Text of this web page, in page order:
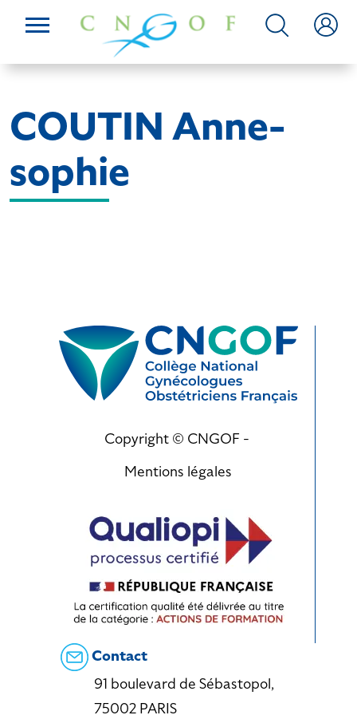
COUTIN Anne-
sophie
Copyright © CNGOF -
Mentions légales
Contact
91 boulevard de Sébastopol,
75002 PARIS